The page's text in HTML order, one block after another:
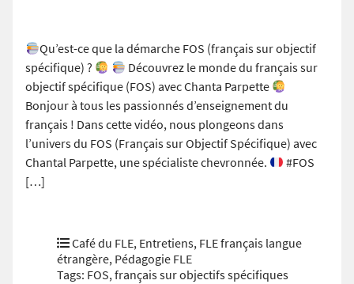
Qu’est-ce que la démarche FOS (français sur objectif
spécifique) ?
Découvrez le monde du français sur
objectif spécifique (FOS) avec Chanta Parpette
Bonjour à tous les passionnés d’enseignement du
français ! Dans cette vidéo, nous plongeons dans
l’univers du FOS (Français sur Objectif Spécifique) avec
Chantal Parpette, une spécialiste chevronnée.
#FOS
[…]
Café du FLE, Entretiens, FLE français langue
étrangère, Pédagogie FLE
Tags: FOS,français sur objectifs spécifiques